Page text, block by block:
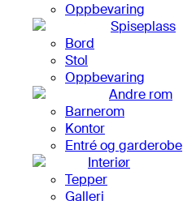
Oppbevaring
Spiseplass
Bord
Stol
Oppbevaring
Andre rom
Barnerom
Kontor
Entré og garderobe
Interiør
Tepper
Galleri